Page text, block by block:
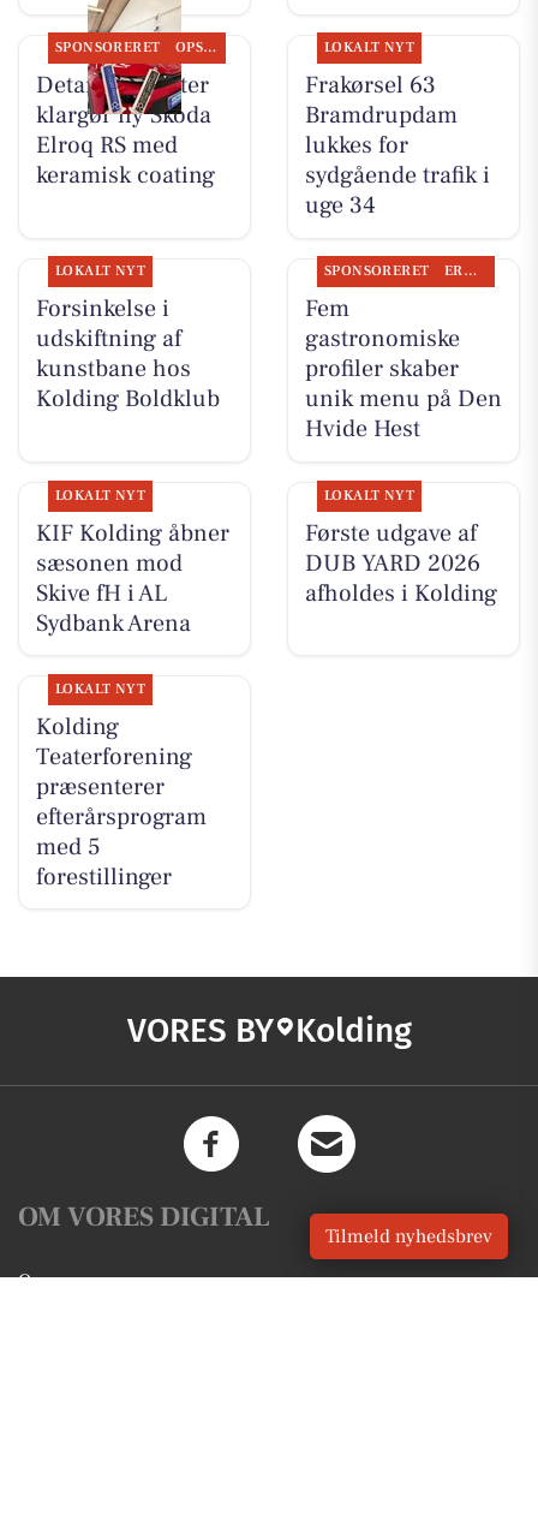
SPONSORERET OPSLAGSTAVLEN
Detailing Center
klargør ny Skoda
Elroq RS med
keramisk coating
LOKALT NYT
Frakørsel 63
Bramdrupdam
lukkes for
sydgående trafik i
uge 34
LOKALT NYT
Forsinkelse i
udskiftning af
kunstbane hos
Kolding Boldklub
SPONSORERET ERHVERV
Fem
gastronomiske
profiler skaber
unik menu på Den
Hvide Hest
LOKALT NYT
KIF Kolding åbner
sæsonen mod
Skive fH i AL
Sydbank Arena
LOKALT NYT
Første udgave af
DUB YARD 2026
afholdes i Kolding
LOKALT NYT
Kolding
Teaterforening
præsenterer
efterårsprogram
med 5
forestillinger
VORES BY Kolding
OM VORES DIGITAL
Om os
Tilmeld nyhedsbrev